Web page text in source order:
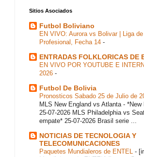
Sitios Asociados
Futbol Boliviano
EN VIVO: Aurora vs Bolivar | Liga
Profesional, Fecha 14 -
ENTRADAS FOLKLORICAS DE
EN VIVO POR YOUTUBE E
2026 -
Futbol De Bolivia
Pronosticos Sabado 25 de Julio de
MLS New England vs Atlanta -
25-07-2026 MLS Philadelphia vs
empate* 25-07-2026 Brasil serie ...
NOTICIAS DE TECNOLOGIA Y
TELECOMUNICACIONES
Paquetes Mundialeros de ENTEL -